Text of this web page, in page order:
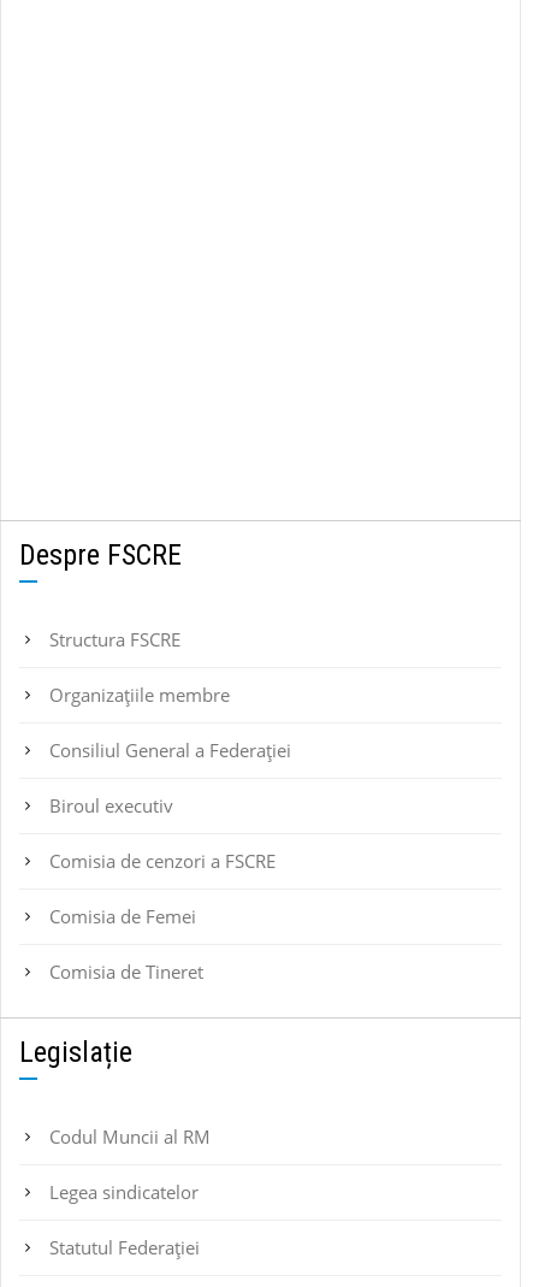
Despre FSCRE
Structura FSCRE
Organizațiile membre
Consiliul General a Federației
Biroul executiv
Comisia de cenzori a FSCRE
Comisia de Femei
Comisia de Tineret
Legislație
Codul Muncii al RM
Legea sindicatelor
Statutul Federaţiei